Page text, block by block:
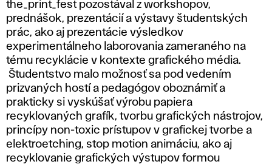
the_print_fest pozostával z workshopov,
prednášok, prezentácií a výstavy študentských
prác, ako aj prezentácie výsledkov
experimentálneho laborovania zameraného na
tému recyklácie v kontexte grafického média.
Študentstvo malo možnosť sa pod vedením
prizvaných hostí a pedagógov oboznámiť a
prakticky si vyskúšať výrobu papiera
recyklovaných grafík, tvorbu grafických nástrojov,
princípy non-toxic prístupov v grafickej tvorbe a
elektroetching, stop motion animáciu, ako aj
recyklovanie grafických výstupov formou